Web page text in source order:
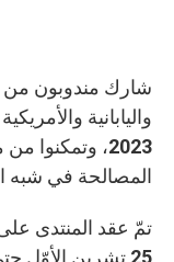
شارك مندوبون من
واليابانية
2023، وتمكنوا
المصالحة في شبه
تمّ عقد المنتدى